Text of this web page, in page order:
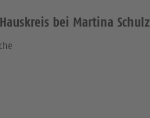
bei Martina Schulz